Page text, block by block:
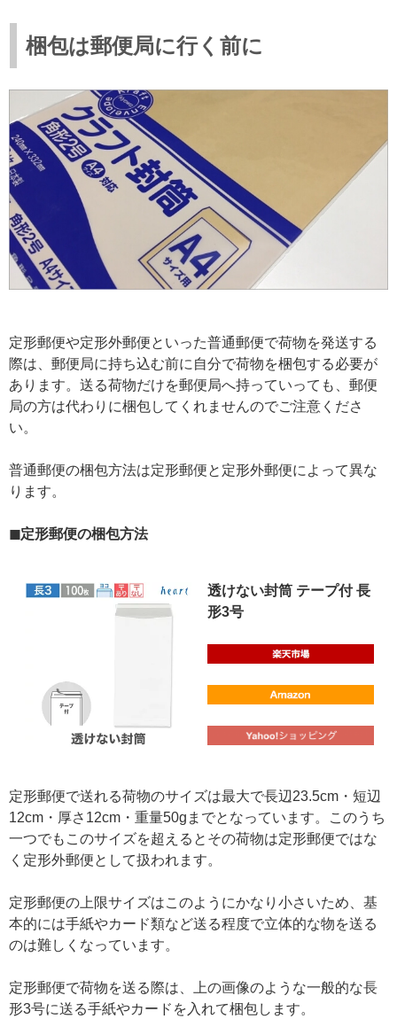
梱包は郵便局に行く前に
定形郵便や定形外郵便といった普通郵便で荷物を発送する
際は、郵便局に持ち込む前に自分で荷物を梱包する必要が
あります。送る荷物だけを郵便局へ持っていっても、郵便
局の方は代わりに梱包してくれませんのでご注意くださ
い。
普通郵便の梱包方法は定形郵便と定形外郵便によって異な
ります。
◼定形郵便の梱包方法
透けない封筒 テープ付 長
形3号
定形郵便で送れる荷物のサイズは最大で長辺23.5cm・短辺
12cm・厚さ12cm・重量50gまでとなっています。このうち
一つでもこのサイズを超えるとその荷物は定形郵便ではな
く定形外郵便として扱われます。
定形郵便の上限サイズはこのようにかなり小さいため、基
本的には手紙やカード類など送る程度で立体的な物を送る
のは難しくなっています。
定形郵便で荷物を送る際は、上の画像のような一般的な長
形3号に送る手紙やカードを入れて梱包します。